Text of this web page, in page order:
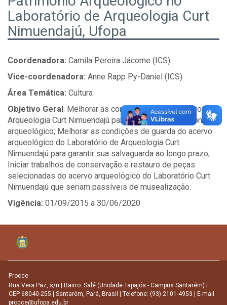
Laboratório de Arqueologia Curt
Nimuendajú, Ufopa
Coordenadora: Camila Pereira Jácome (ICS)
Vice-coordenadora: Anne Rapp Py-Daniel (ICS)
Área Temática: Cultura
Objetivo Geral: Melhorar as condições do Laboratório de
Arqueologia Curt Nimuendajú para preservar o patrimônio
arqueológico; Melhorar as condições de guarda do acervo
arqueológico do Laboratório de Arqueologia Curt
Nimuendajú para garantir sua salvaguarda ao longo prazo;
Iniciar trabalhos de conservação e restauro de peças
selecionadas do acervo arqueológico do Laboratório Curt
Nimuendajú que seriam passíveis de musealização.
Vigência: 01/09/2015 a 30/06/2020
Procce
Rua Vera Paz, s/n | Bairro: Salé (Unidade Tapajós - Campus Santarém) |
CEP 68040-255 | Santarém, Pará, Brasil | Telefone: (93) 2101-4953 | E-mail
procce@ufopa.edu.br